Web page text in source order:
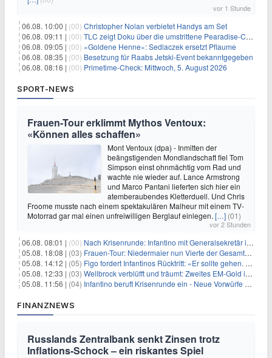
vor 1 Stunde
06.08. 10:00 | (00) Christopher Nolan verbietet Handys am Set
06.08. 09:11 | (00) TLC zeigt Doku über die umstrittene Pearadise-Community
06.08. 09:05 | (00) «Goldene Henne»: Sedlaczek ersetzt Pflaume
06.08. 08:35 | (00) Besetzung für Raabs Jetski-Event bekanntgegeben
06.08. 08:16 | (00) Primetime-Check: Mittwoch, 5. August 2026
SPORT-NEWS
Frauen-Tour erklimmt Mythos Ventoux:
«Können alles schaffen»
Mont Ventoux (dpa) - Inmitten der
beängstigenden Mondlandschaft fiel Tom
Simpson einst ohnmächtig vom Rad und
wachte nie wieder auf. Lance Armstrong
und Marco Pantani lieferten sich hier ein
atemberaubendes Kletterduell. Und Chris
Froome musste nach einem spektakulären Malheur mit einem TV-
Motorrad gar mal einen unfreiwilligen Berglauf einlegen. […] (01)
vor 2 Stunden
06.08. 08:01 | (00) Nach Krisenrunde: Infantino mit Generalsekretär im Stadion
05.08. 18:08 | (03) Frauen-Tour: Niedermaier nun Vierte der Gesamtwertung
05.08. 14:12 | (05) Figo fordert Infantinos Rücktritt: «Er sollte gehen. Jetzt»
05.08. 12:33 | (03) Wellbrock verblüfft und träumt: Zweites EM-Gold in Paris
05.08. 11:56 | (04) Infantino beruft Krisenrunde ein - Neue Vorwürfe gegen FIFA
FINANZNEWS
Russlands Zentralbank senkt Zinsen trotz
Inflations-Schock – ein riskantes Spiel